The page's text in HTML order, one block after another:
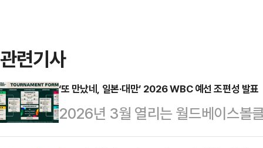
관련기사
‘또 만났네, 일본·대만’ 2026 WBC 예선 조편성 발표
2026년 3월 열리는 월드베이스볼
다.WBC 대회를 운영하는 WBCI